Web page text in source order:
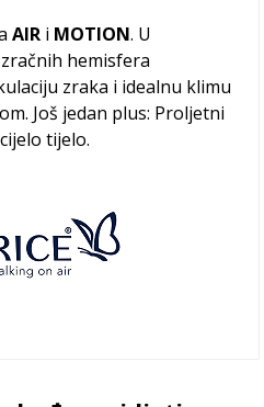
AIR i MOTION. U
zračnih hemisfera
zraka i idealnu klimu
Još jedan plus: Proljetni
tijelo.